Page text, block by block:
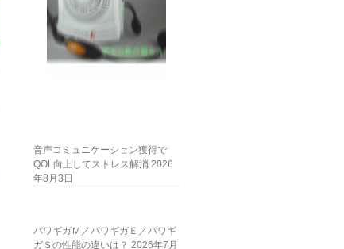
音声コミュニケーション獲得で
QOL向上してストレス解消 2026
年8月3日
パワギガＭ／パワギガＥ／パワギ
ガＳの性能の違いは？ 2026年7月